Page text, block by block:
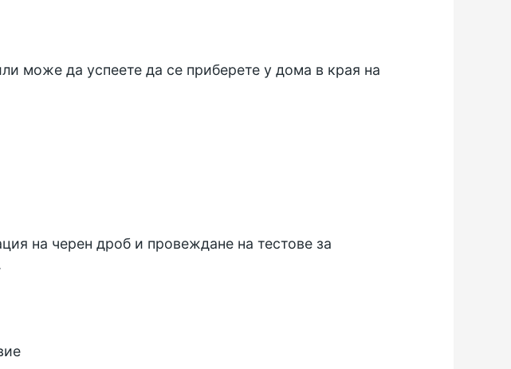
може да успеете да се приберете у дома в края на
на черен дроб и провеждане на тестове за